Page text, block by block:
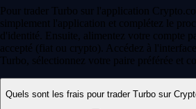
Qu'est-ce qu'un portefeuille crypto ?
Que vous découvriez les cryptomonnaies ou
utilisateur expérimenté, un outil reste